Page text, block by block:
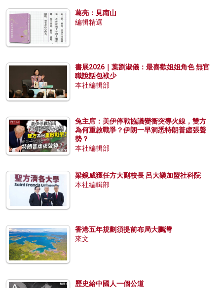
葛亮：見南山
編輯精選
書展2026｜葉劉淑儀：最喜歡姐姐角色 無官
職說話包袱少
本社編輯部
兔主席：美伊停戰協議變衝突導火線，雙方
為何重啟戰爭？伊朗一早洞悉特朗普虛張聲
勢？
本社編輯部
梁鏡威獲任方大副校長 呂大樂加盟社科院
本社編輯部
香港五年規劃須提前布局大鵬灣
來文
歷史給中國人一個公道